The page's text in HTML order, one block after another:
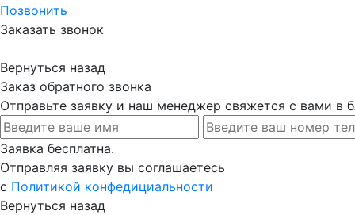
Позвонить
Заказать звонок
Вернуться назад
Заказ обратного звонка
Отправьте заявку и наш менеджер свяжется с вами в
Заявка бесплатна.
Отправляя заявку вы соглашаетесь
с Политикой конфедициальности
Вернуться назад